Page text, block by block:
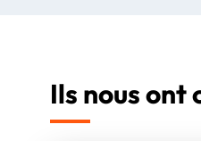
Ils nous ont